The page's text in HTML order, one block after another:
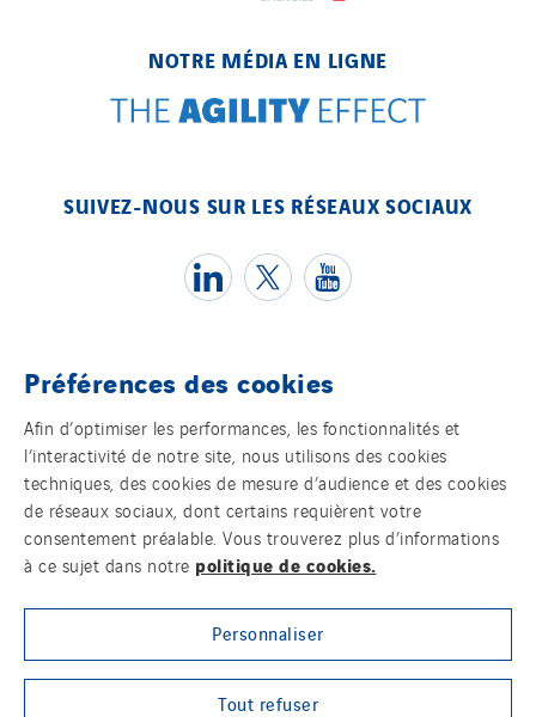
NOTRE MÉDIA EN LIGNE
SUIVEZ-NOUS SUR LES RÉSEAUX SOCIAUX
Témoins
Mentions légales
Politique de confidentialité des données
Contact
Plan d’accessibilité 2026-2029 | Instech
Télécommunication – Axians Canada
Portugal
Slovakia
Préférences des cookies
Afin d’optimiser les performances, les fonctionnalités et
l’interactivité de notre site, nous utilisons des cookies
techniques, des cookies de mesure d’audience et des cookies
de réseaux sociaux, dont certains requièrent votre
consentement préalable. Vous trouverez plus d’informations
à ce sujet dans notre politique de cookies.
Personnaliser
Tout refuser